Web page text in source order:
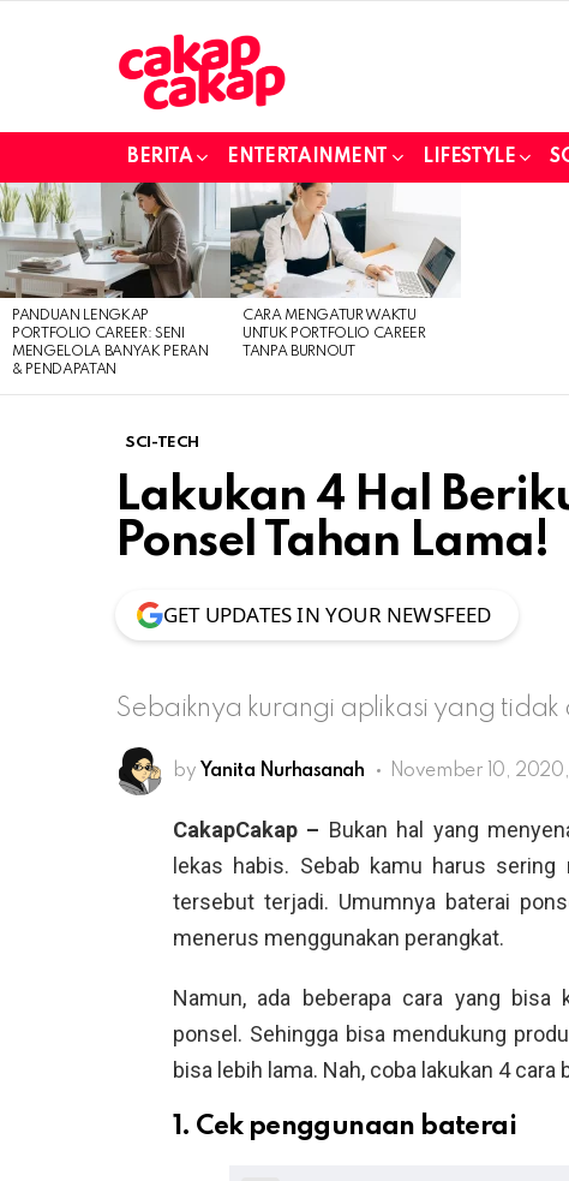
BERITA ENTERTAINMENT LIFESTYLE
LATEST
STORIES
PANDUAN LENGKAP
PORTFOLIO CAREER: SENI
MENGELOLA BANYAK PERAN
& PENDAPATAN
CARA MENGATUR WAKTU
UNTUK PORTFOLIO CAREER
TANPA BURNOUT
SCI-TECH
Lakukan 4 Hal
Ponsel Tahan Lama!
GET UPDATES IN YOUR NEWSFEED
Sebaiknya kurangi aplikasi yang tidak
by Yanita Nurhasanah November 10, 2020,
CakapCakap – Bukan hal yang
lekas habis. Sebab kamu harus
tersebut terjadi. Umumnya baterai
menerus menggunakan perangkat.
Namun, ada beberapa cara yang bisa
ponsel. Sehingga bisa mendukung
bisa lebih lama. Nah, coba lakukan 4 cara
1. Cek penggunaan baterai